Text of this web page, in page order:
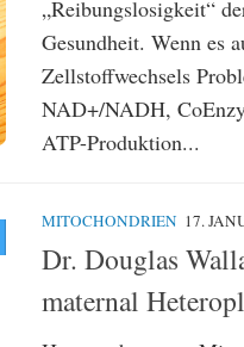
„Reibungslosigkeit“
Gesundheit. Wenn es
Zellstoffwechsels
NAD+/NADH,
ATP-Produktion...
MITOCHONDRIEN 17.
Dr. Douglas
maternal